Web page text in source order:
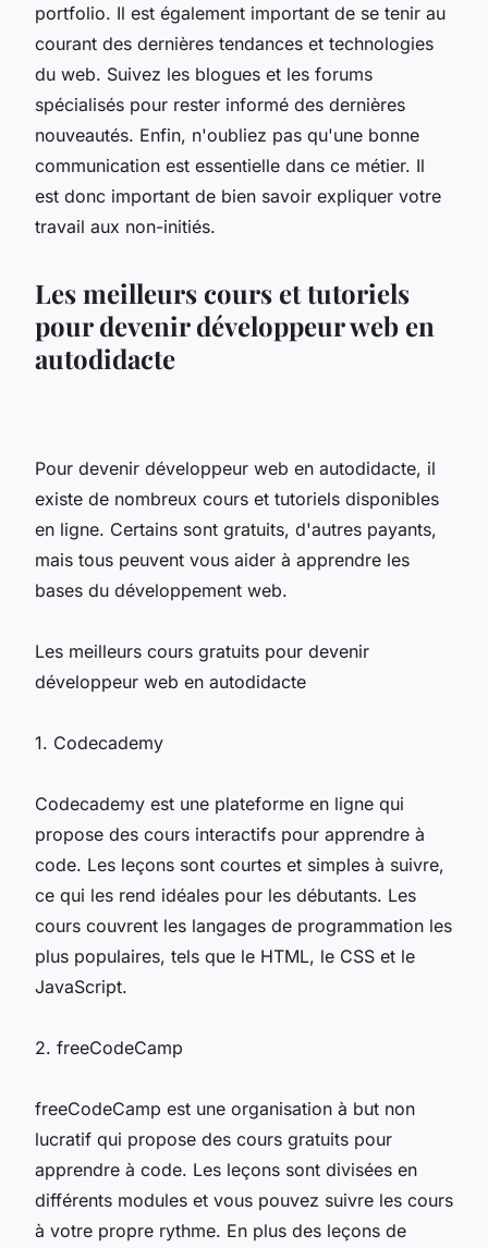
portfolio. Il est également important de se tenir au
courant des dernières tendances et technologies
du web. Suivez les blogues et les forums
spécialisés pour rester informé des dernières
nouveautés. Enfin, n'oubliez pas qu'une bonne
communication est essentielle dans ce métier. Il
est donc important de bien savoir expliquer votre
travail aux non-initiés.
Les meilleurs cours et tutoriels
pour devenir développeur web en
autodidacte
Pour devenir développeur web en autodidacte, il
existe de nombreux cours et tutoriels disponibles
en ligne. Certains sont gratuits, d'autres payants,
mais tous peuvent vous aider à apprendre les
bases du développement web.
Les meilleurs cours gratuits pour devenir
développeur web en autodidacte
1. Codecademy
Codecademy est une plateforme en ligne qui
propose des cours interactifs pour apprendre à
code. Les leçons sont courtes et simples à suivre,
ce qui les rend idéales pour les débutants. Les
cours couvrent les langages de programmation les
plus populaires, tels que le HTML, le CSS et le
JavaScript.
2. freeCodeCamp
freeCodeCamp est une organisation à but non
lucratif qui propose des cours gratuits pour
apprendre à code. Les leçons sont divisées en
différents modules et vous pouvez suivre les cours
à votre propre rythme. En plus des leçons de